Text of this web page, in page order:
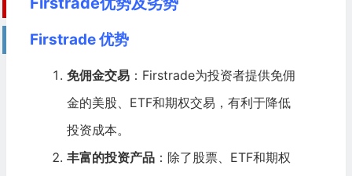
Firstrade 优势
免佣金交易：Firstrade为投资者提供免佣
金的美股、ETF和期权交易，有利于降低
投资成本。
丰富的投资产品：除了股票、ETF和期权